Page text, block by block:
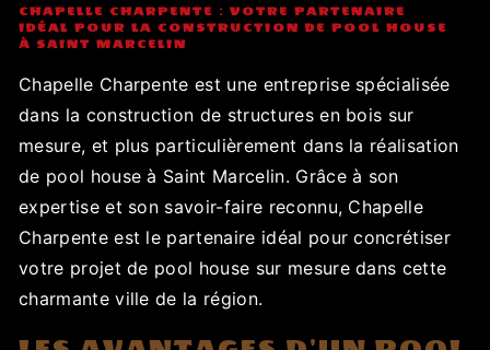
CHAPELLE CHARPENTE : VOTRE PARTENAIRE
IDÉAL POUR LA CONSTRUCTION DE POOL HOUSE
À SAINT MARCELIN
Chapelle Charpente est une entreprise spécialisée
dans la construction de structures en bois sur
mesure, et plus particulièrement dans la réalisation
de pool house à Saint Marcelin. Grâce à son
expertise et son savoir-faire reconnu, Chapelle
Charpente est le partenaire idéal pour concrétiser
votre projet de pool house sur mesure dans cette
charmante ville de la région.